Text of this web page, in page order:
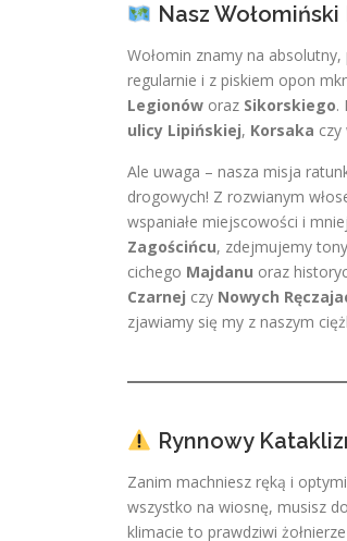
Nasz
Wołomin znamy na
regularnie i z piskiem opon
Legionów oraz Sikorskiego.
ulicy Lipińskiej, Korsaka czy
Ale uwaga – nasza misja
drogowych! Z rozwianym
wspaniałe miejscowości i
Zagościńcu, zdejmujemy
cichego Majdanu oraz
Czarnej czy Nowych
zjawiamy się my z naszym
Rynnowy
Zanim machniesz ręką i
wszystko na wiosnę, musisz
klimacie to prawdziwi